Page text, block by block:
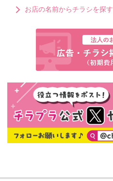
お店の名前からチラシを探す